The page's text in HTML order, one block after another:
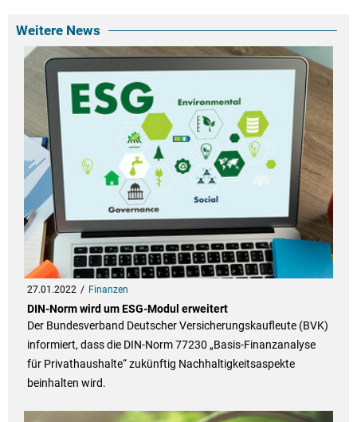
Weitere News
27.01.2022 Finanzen
DIN-Norm wird um ESG-Modul erweitert
Der Bundesverband Deutscher Versicherungskaufleute (BVK)
informiert, dass die DIN-Norm 77230 „Basis-Finanzanalyse
für Privathaushalte“ zukünftig Nachhaltigkeitsaspekte
beinhalten wird.